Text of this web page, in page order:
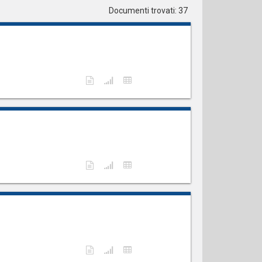
Documenti trovati: 37